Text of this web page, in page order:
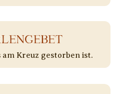
am Kreuz gestorben ist.